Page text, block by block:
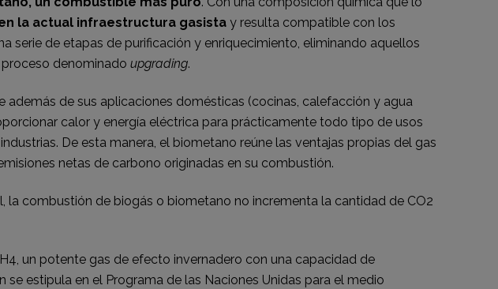
la actual infraestructura gasista y resulta compatible con los
serie de etapas de purificación y enriquecimiento, eliminando aquellos
denominado upgrading.
de sus aplicaciones domésticas (cocinas, calefacción y agua
calor y energía eléctrica para prácticamente todo tipo de usos
De esta manera, el biometano reúne las ventajas propias del gas
netas de carbono originadas en su combustión.
la combustión de biogás o biometano no incrementa la cantidad de CO2
un potente gas de efecto invernadero con una capacidad de
estipula en el Programa de las Naciones Unidas para el medio